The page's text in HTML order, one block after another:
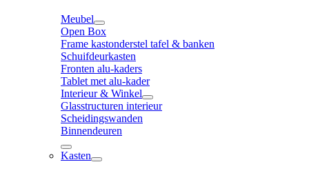
Meubel
Open Box
Frame kastonderstel tafel & banken
Schuifdeurkasten
Fronten alu-kaders
Tablet met alu-kader
Interieur & Winkel
Glasstructuren interieur
Scheidingswanden
Binnendeuren
Kasten